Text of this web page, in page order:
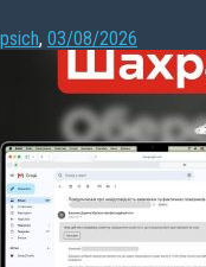
, 03/08/2026